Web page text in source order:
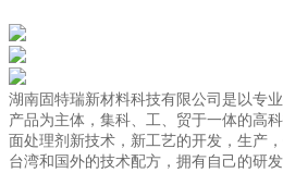
湖南固特瑞新材料科技有限公司是以专
产品为主体，集科、工、贸于一体的高
面处理剂新技术，新工艺的开发，生产
台湾和国外的技术配方，拥有自己的研